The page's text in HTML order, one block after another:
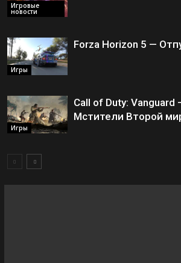
Игровые
новости
Игры
Forza Horizon 5 —
Игры
Call of Duty: Vanguard
Мстители Второй